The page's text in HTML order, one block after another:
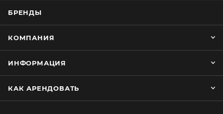
БРЕНДЫ
КОМПАНИЯ
ИНФОРМАЦИЯ
КАК АРЕНДОВАТЬ